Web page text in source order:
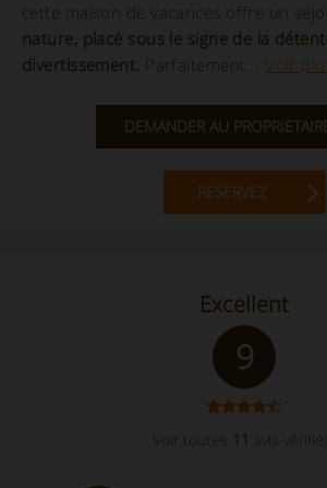
cette maison de vacances offre un
nature, placé sous le signe de la
divertissement. Parfaitement... Voir
DEMANDER AU
RESERVEZ
9
Excellent
Voir toutes 11 avis